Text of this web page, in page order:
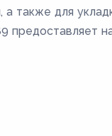
также для
предоставляет